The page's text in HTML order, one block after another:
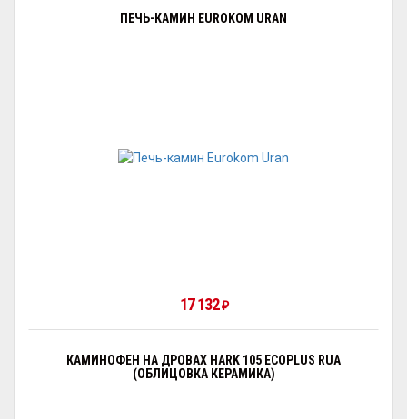
ПЕЧЬ-КАМИН EUROKOM URAN
17 132₽
КАМИНОФЕН НА ДРОВАХ HARK 105 ECOPLUS RUA
(ОБЛИЦОВКА КЕРАМИКА)